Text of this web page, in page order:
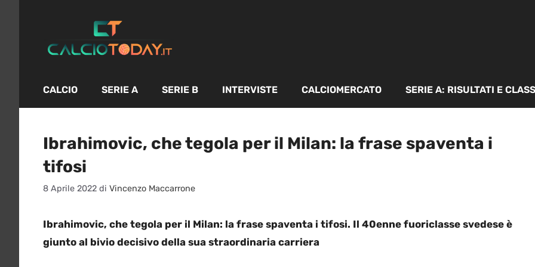
contenuto
CALCIO SERIE A SERIE B INTERVISTE CALCIOMERCATO SERIE A: RISULTATI E
Ibrahimovic, che tegola per il Milan: la frase spaventa i
tifosi
8 Aprile 2022 di Vincenzo Maccarrone
Ibrahimovic, che tegola per il Milan: la frase spaventa i tifosi. Il 40enne fuoriclasse svedese è
giunto al bivio decisivo della sua straordinaria carriera